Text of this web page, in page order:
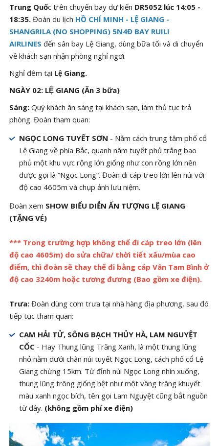
Trung Quốc trên chuyến bay dự kiến DR5052 lúc 14:05 -
18:35.Đoàn du lịch HỒ CHÍ MINH - LỆ GIANG -
SHANGRILA (NO SHOPPING) 5N4Đ BAY RUILI
AIRLINES đến sân bay Lệ Giang, dùng bữa tối và di chuyển
về khách sạn nhận phòng nghỉ ngơi.
Nghỉ đêm tại Lệ Giang.
NGÀY 02: LỆ GIANG (Ăn 3 bữa)
Sáng: Quý khách ăn sáng tại khách sạn, làm thủ tục trả
phòng. Đoàn tham quan:
NGỌC LONG TUYẾT SƠN - Nằm cách trung tâm phố cổ
Lệ Giang về phía Bắc, quanh năm tuyết phủ trắng bao
phủ một khu vực rộng lớn giống như con rồng lớn nên
được gọi là “Ngọc Long”. Đoàn đi cáp treo lớn lên núi với
độ cao 4605m và chụp ảnh lưu niệm.
Đoàn xem SHOW BIỂU DIỄN ẤN TƯỢNG LỆ GIANG
(TẶNG VÉ)
*** Trong trường hợp không thể đi cáp treo lớn (lên
độ cao 4605m) do sửa chữa/ thời tiết xấu/mùa cao
điểm, thì đoàn sẽ thay thế đi bằng cáp Vân Tam Bình ở
độ cao 3240m hoặc tương đương (Bao gồm xe điện).
Trưa: Đoàn dùng cơm trưa tại nhà hàng địa phương, sau đó
tiếp tục tham quan:
CAM HẢI TỬ, SÔNG BẠCH THỦY HÀ, LAM NGUYỆT
CỐC- Hay Thung lũng Trăng Xanh, là một thung lũng
nhỏ nằm dưới chân núi tuyết Ngọc Long, cách phố cổ Lệ
Giang chừng 15km. Từ đỉnh núi Ngọc Long nhìn xuống,
thung lũng trông giống hệt như một vầng trăng khuyết
màu xanh ngọc bích, tên gọi Lam Nguyệt cũng bắt nguồn
từ đây. (không gồm phí xe điện)